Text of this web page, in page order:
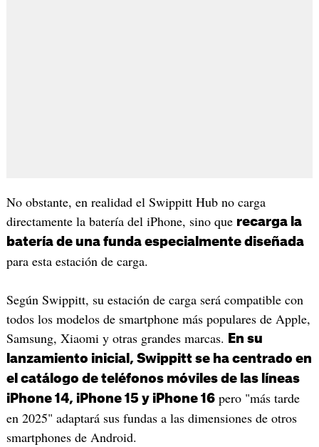
No obstante, en realidad el Swippitt Hub no carga
directamente la batería del iPhone, sino que recarga la
batería de una funda especialmente diseñada
para esta estación de carga.
Según Swippitt, su estación de carga será compatible con
todos los modelos de smartphone más populares de Apple,
Samsung, Xiaomi y otras grandes marcas.
En su
lanzamiento inicial, Swippitt se ha centrado en
el catálogo de teléfonos móviles de las líneas
iPhone 14, iPhone 15 y iPhone 16pero "más tarde
en 2025" adaptará sus fundas a las dimensiones de otros
smartphones de Android.